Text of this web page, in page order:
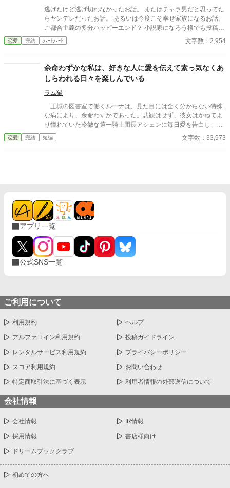
逃げたけど逃げ切れなかったお話。 またはチャラ男だと思ってた
らヤンデレだったお話。 あるいは今度こそ幸せ家族になるお話。
ご都合主義の多分ハッピーエンド？ 小説家になろう様でも投稿し
ています。
恋愛 完結 ｼｮｰﾄｼｮｰﾄ 文字数：2,954
余命わずかな私は、好きな人に愛を伝えて素っ気なくあ
しらわれる日々を楽しんでいる
ラム猫
王城の図書室で働くルーナは、見た目には全く分からない特殊
な病により、余命わずかであった。悲観はせず、彼女はかねてよ
り憧れていた冷徹な第一騎士団長アシェンに毎日愛を告白し、彼
の困惑した反応を見ることを最後の人生の楽しみとする。アシェ
ンは一貫してそっけない態度を取り続けるが、ルーナのひたむき
恋愛 完結 短編 文字数：33,973
アプリ一覧
公式SNS一覧
ご利用について
利用規約 ヘルプ
アルファコイン利用規約 投稿ガイドライン
レンタルサービス利用規約 プライバシーポリシー
スコア利用規約 お問い合わせ
特定商取引法に基づく表示 利用者情報の外部送信について
会社情報
会社情報 IR情報
採用情報 書店様向け
ドリームブッククラブ
初めての方へ